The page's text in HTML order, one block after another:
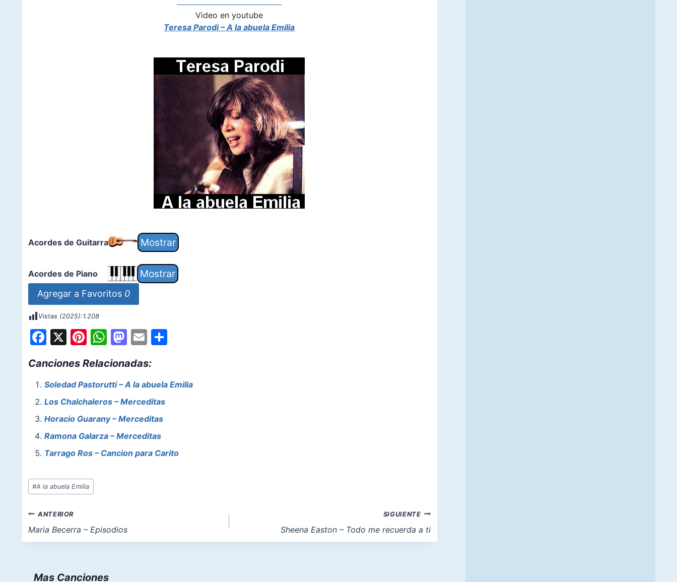
————————————————
Video en youtube
Teresa Parodi – A la abuela Emilia
Acordes de Guitarra
Acordes de Piano
Agregar a Favoritos 0
Vistas (2025):1.208
F
c
e
b
o
o
k
X Pi
er
e
st
W
at
s
A
p
p
M
st
o
d
o
n
E
ai
l
S
e
Canciones Relacionadas:
Soledad Pastorutti – A la abuela Emilia
Los Chalchaleros – Merceditas
Horacio Guarany – Merceditas
Ramona Galarza – Merceditas
Tarrago Ros – Cancion para Carito
Etiquetas
de
entrada:
#A la abuela Emilia
Navegación
de
entradas
ANTERIOR
Maria Becerra – Episodios
SIGUIENTE
Sheena Easton – Todo me recuerda a ti
Mas Canciones